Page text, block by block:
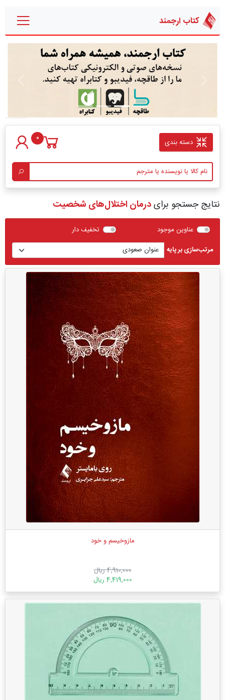
کتاب ارجمند
بعدی
دسته بندی 0
نتایج جستجو برایدرمان اختلال‌های شخصیت
عناوین موجود
تخفیف دار
مرتب‌سازی بر پایه
مازوخیسم و خود
4,910,000 ریال
4,419,000 ریال